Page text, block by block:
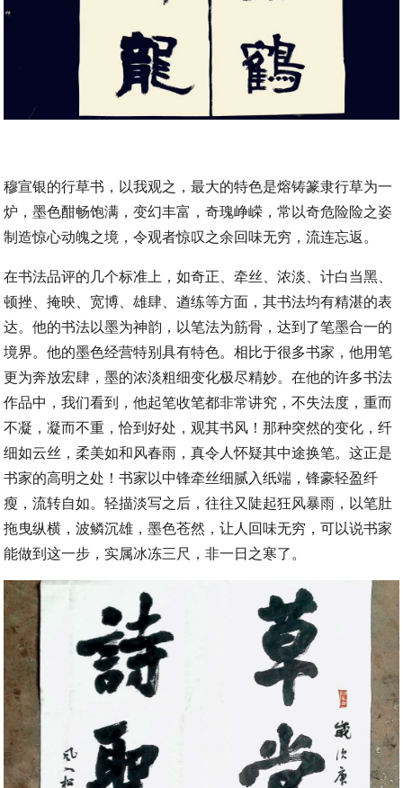
穆宣银的行草书，以我观之，最大的特色是熔铸篆隶行草为一
炉，墨色酣畅饱满，变幻丰富，奇瑰峥嵘，常以奇危险险之姿
制造惊心动魄之境，令观者惊叹之余回味无穷，流连忘返。
在书法品评的几个标准上，如奇正、牵丝、浓淡、计白当黑、
顿挫、掩映、宽博、雄肆、遒练等方面，其书法均有精湛的表
达。他的书法以墨为神韵，以笔法为筋骨，达到了笔墨合一的
境界。他的墨色经营特别具有特色。相比于很多书家，他用笔
更为奔放宏肆，墨的浓淡粗细变化极尽精妙。在他的许多书法
作品中，我们看到，他起笔收笔都非常讲究，不失法度，重而
不凝，凝而不重，恰到好处，观其书风！那种突然的变化，纤
细如云丝，柔美如和风春雨，真令人怀疑其中途换笔。这正是
书家的高明之处！书家以中锋牵丝细腻入纸端，锋豪轻盈纤
瘦，流转自如。轻描淡写之后，往往又陡起狂风暴雨，以笔肚
拖曳纵横，波鳞沉雄，墨色苍然，让人回味无穷，可以说书家
能做到这一步，实属冰冻三尺，非一日之寒了。